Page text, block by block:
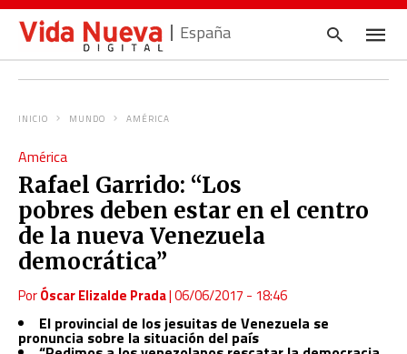
España
pulsa
en
INICIO MUNDO AMÉRICA
América
Rafael Garrido: “Los
pobres deben estar en el centro
de la nueva Venezuela
democrática”
PorÓscar Elizalde Prada|06/06/2017 - 18:46
El provincial de los jesuitas de Venezuela se
pronuncia sobre la situación del país